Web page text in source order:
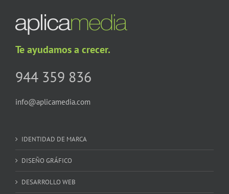
Te ayudamos a crecer.
944 359 836
info@aplicamedia.com
IDENTIDAD DE MARCA
DISEÑO GRÁFICO
DESARROLLO WEB